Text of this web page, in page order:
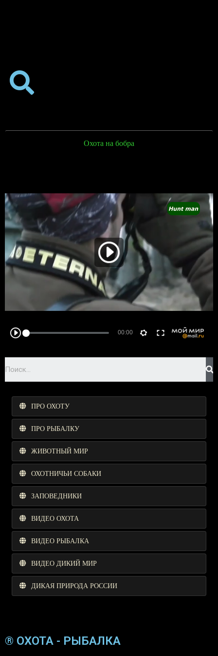
Охота на бобра
ПРО ОХОТУ
ПРО РЫБАЛКУ
ЖИВОТНЫЙ МИР
ОХОТНИЧЬИ СОБАКИ
ЗАПОВЕДНИКИ
ВИДЕО ОХОТА
ВИДЕО РЫБАЛКА
ВИДЕО ДИКИЙ МИР
ДИКАЯ ПРИРОДА РОССИИ
® ОХОТА - РЫБАЛКА